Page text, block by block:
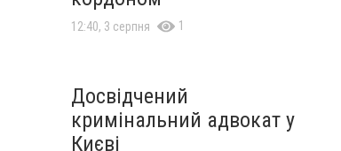
12:40, 3 серпня 1
Досвідчений
кримінальний адвокат у
Києві